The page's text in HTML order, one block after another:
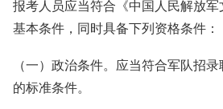
报考人员应当符合《中国人民解放
基本条件，同时具备下列资格条件：
（一）政治条件。应当符合军队招
的标准条件。